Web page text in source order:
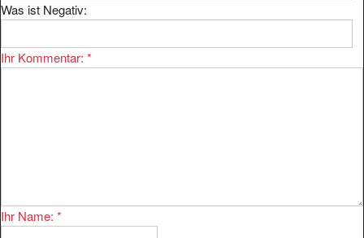
Was ist Negativ:
Ihr Kommentar: *
Ihr Name: *